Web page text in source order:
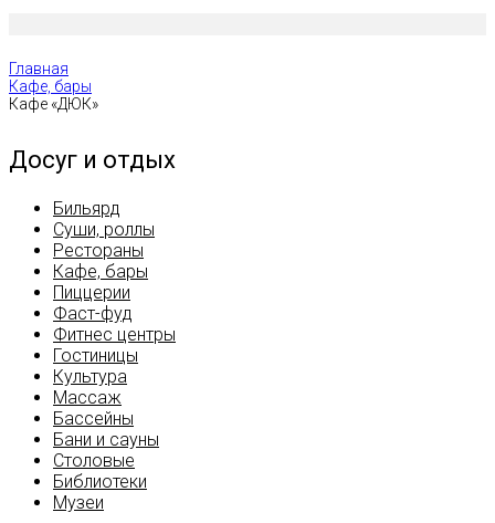
Главная
Кафе, бары
Кафе «ДЮК»
Досуг и отдых
Бильярд
Суши, роллы
Рестораны
Кафе, бары
Пиццерии
Фаст-фуд
Фитнес центры
Гостиницы
Культура
Массаж
Бассейны
Бани и сауны
Столовые
Библиотеки
Музеи